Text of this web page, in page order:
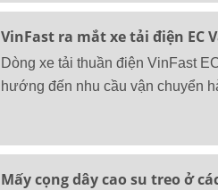
VinFast ra mắt xe tải điện EC
Dòng xe tải thuần điện VinFast
hướng đến nhu cầu vận chuyển
Mấy cọng dây cao su treo ở